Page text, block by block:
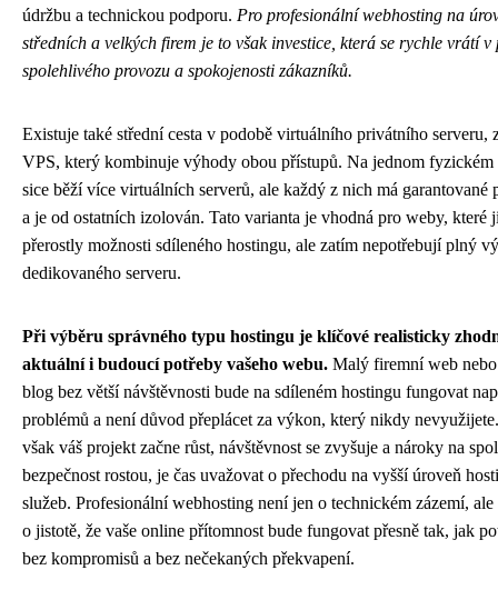
údržbu a technickou podporu. Pro profesionální webhosting na
středních a velkých firem je to však investice, která se rychle vrátí v
spolehlivého provozu a spokojenosti zákazníků.
Existuje také střední cesta v podobě virtuálního privátního serveru,
VPS, který kombinuje výhody obou přístupů. Na jednom fyzickém
sice běží více virtuálních serverů, ale každý z nich má garantované
a je od ostatních izolován. Tato varianta je vhodná pro weby, které
přerostly možnosti sdíleného hostingu, ale zatím nepotřebují plný
dedikovaného serveru.
Při výběru správného typu hostingu je klíčové realisticky
aktuální i budoucí potřeby vašeho webu. Malý firemní web
blog bez větší návštěvnosti bude na sdíleném hostingu fungovat
problémů a není důvod přeplácet za výkon, který nikdy
však váš projekt začne růst, návštěvnost se zvyšuje a nároky na
bezpečnost rostou, je čas uvažovat o přechodu na vyšší úroveň
služeb. Profesionální webhosting není jen o technickém zázemí, ale
o jistotě, že vaše online přítomnost bude fungovat přesně tak, jak
bez kompromisů a bez nečekaných překvapení.